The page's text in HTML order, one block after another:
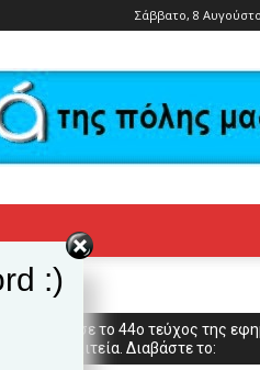
Σάββατο, 8
Κυκλοφόρησε το 44ο τεύχος της
Δήμος & Πολιτεία. Διαβάστε το:
:)